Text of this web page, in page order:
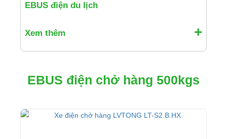
EBUS điện du lịch
Xem thêm
EBUS điện chở hàng 500kgs